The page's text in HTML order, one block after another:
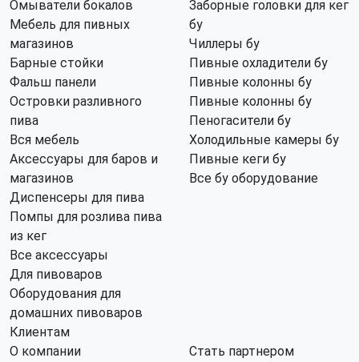
Омыватели бокалов
Мебель для пивных
магазинов
Барные стойки
Фальш панели
Островки разливного
пива
Вся мебель
Аксессуары для баров и
магазинов
Диспенсеры для пива
Помпы для розлива пива
из кег
Все аксессуары
Для пивоваров
Оборудования для
домашних пивоваров
Заборные головки для кег
бу
Чиллеры бу
Пивные охладители бу
Пивные колонны бу
Пивные колонны бу
Пеногасители бу
Холодильные камеры бу
Пивные кеги бу
Все бу оборудование
Клиентам
О компании
Стать партнером